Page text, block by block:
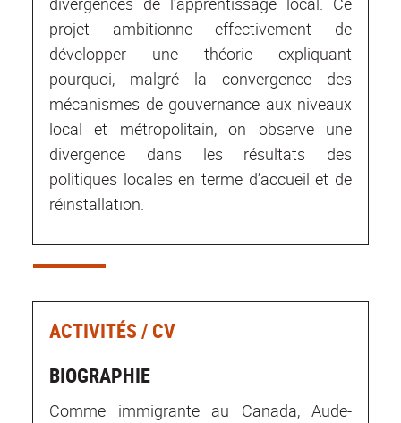
projet ambitionne effectivement de
développer une théorie expliquant
pourquoi, malgré la convergence des
mécanismes de gouvernance aux niveaux
local et métropolitain, on observe une
divergence dans les résultats des
politiques locales en terme d’accueil et de
réinstallation.
ACTIVITÉS / CV
BIOGRAPHIE
Comme immigrante au Canada, Aude-